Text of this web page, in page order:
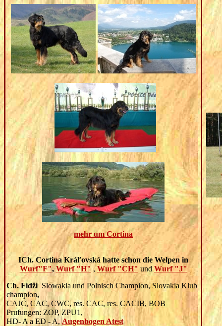
mehr um Cortina
ICh. Cortina Kráľovská hatte schon die Welpen in
Wurf"F", Wurf "H" ,Wurf "CH" und Wurf "J"
Ch. Fidži Slowakia und Polnisch Champion, Slovakia Klub
champion,
CAJC, CAC, CWC, res. CAC, res. CACIB, BOB
Prufungen: ZOP, ZPU1,
HD- A a ED - A, Augenbogen Atest